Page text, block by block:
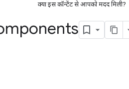
क्या इस कॉन्टेंट से आपको मदद मिली?